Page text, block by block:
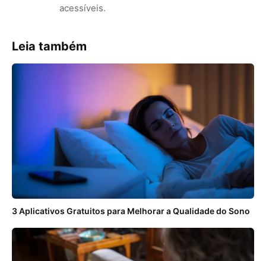
acessíveis.
Leia também
3 Aplicativos Gratuitos para Melhorar a Qualidade do Sono